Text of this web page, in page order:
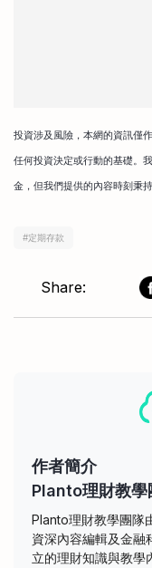
投資涉及風險，本網的資訊僅
任何投資決定或行動的基礎。
金，但我們提供的內容時刻秉持
#定期存款
Share:
作者簡介
Planto理財教學
Planto理財教學團隊
資深內容編輯及金融
立的理財知識與教學